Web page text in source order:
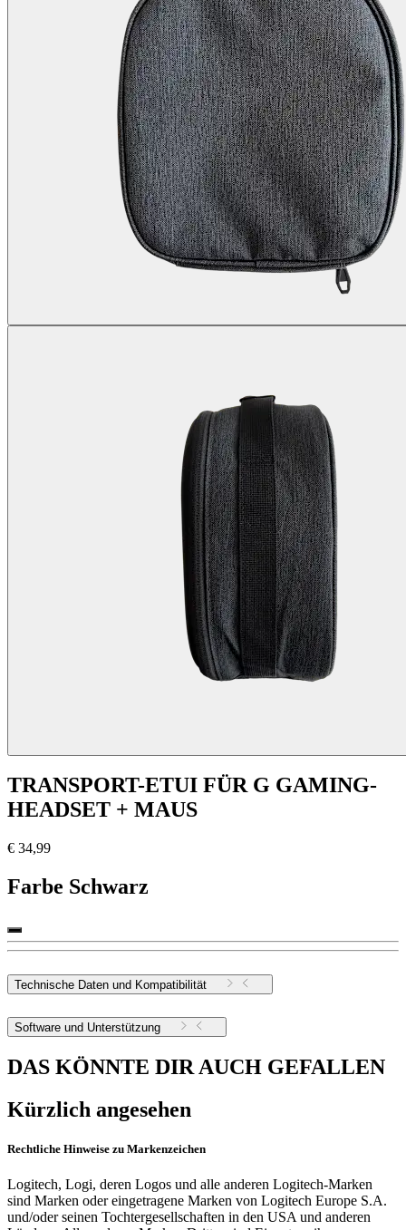
TRANSPORT-ETUI FÜR G GAMING-
HEADSET + MAUS
€ 34,99
Farbe Schwarz
Technische Daten und Kompatibilität
Software und Unterstützung
DAS KÖNNTE DIR AUCH GEFALLEN
Kürzlich angesehen
Rechtliche Hinweise zu Markenzeichen
Logitech, Logi, deren Logos und alle anderen Logitech-Marken
sind Marken oder eingetragene Marken von Logitech Europe S.A.
und/oder seinen Tochtergesellschaften in den USA und anderen